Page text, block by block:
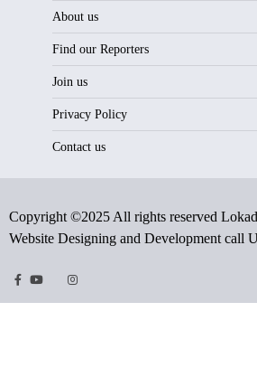
About us
Find our Reporters
Join us
Privacy Policy
Contact us
Copyright ©2025 All rights reserved
Website Designing and Development call
Facebook
Youtube
TwitterInstragram